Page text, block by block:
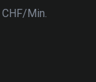
Min.